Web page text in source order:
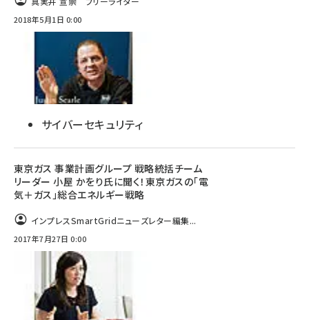
2018年5月1日 0:00
サイバーセキュリティ
東京ガス 事業計画グループ 戦略統括チーム
リーダー 小屋 かをり氏に聞く！東京ガスの「電
気＋ガス」総合エネルギー戦略
インプレスSmartGridニューズレター編集...
2017年7月27日 0:00